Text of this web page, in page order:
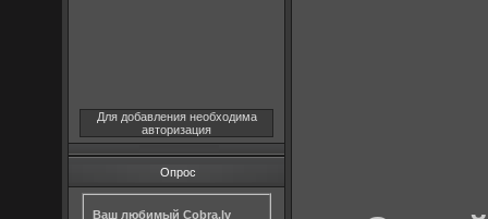
Для добавления необходима
авторизация
Опрос
Ваш любимый Cobra.lv